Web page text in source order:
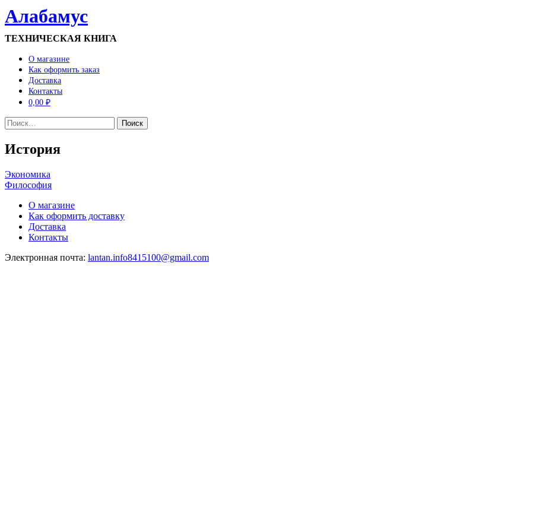
Алабамус
ТЕХНИЧЕСКАЯ КНИГА
О магазине
Как оформить заказ
Доставка
Контакты
0,00 ₽
Найти:
История
Навигация
по
записям
Экономика
Философия
О магазине
Как оформить доставку
Доставка
Контакты
Электронная почта: lantan.info8415100@gmail.com